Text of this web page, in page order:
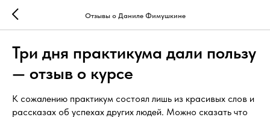
Отзывы о Даниле Фимушкине
Три дня практикума дали пользу
— отзыв о курсе
К сожалению практикум состоял лишь из красивых слов и
рассказах об успехах других людей. Можно сказать что